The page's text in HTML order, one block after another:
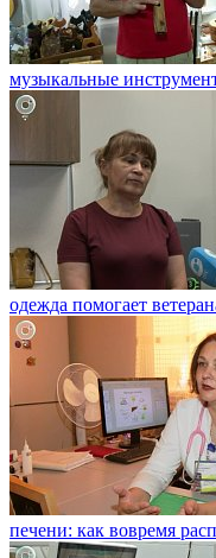
музыкальные
одежда помогает
печени: как вовремя